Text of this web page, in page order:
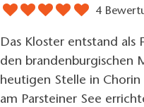
4
Das Kloster entstand als
den brandenburgischen
heutigen Stelle in
am Parsteiner See